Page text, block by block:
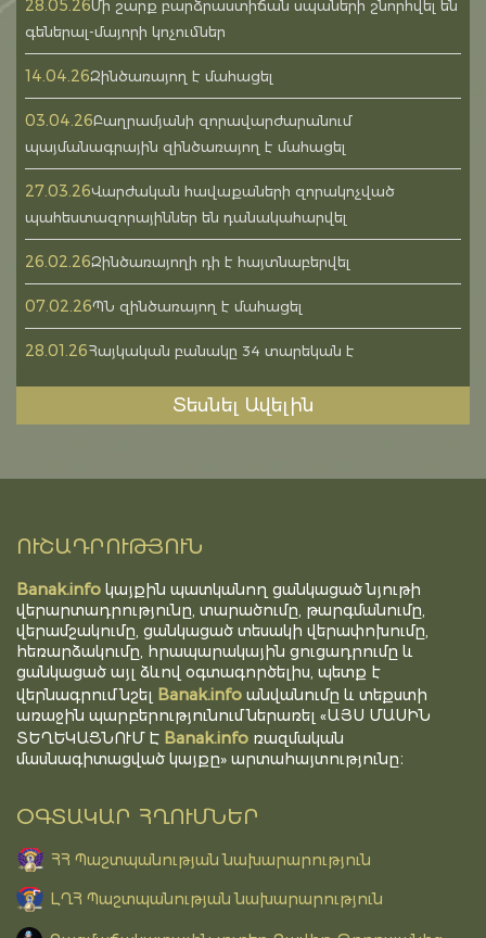
28.05.26Մի շարք բարձրաստիճան սպաների շնորհվել են
գեներալ-մայորի կոչումներ
14.04.26Զինծառայող է մահացել
03.04.26Բաղրամյանի զորավարժարանում
պայմանագրային զինծառայող է մահացել
27.03.26Վարժական հավաքաների զորակոչված
պահեստազորայիններ են դանակահարվել
26.02.26Զինծառայողի դի է հայտնաբերվել
07.02.26ՊՆ զինծառայող է մահացել
28.01.26Հայկական բանակը 34 տարեկան է
Տեսնել Ավելին
ՈՒՇԱԴՐՈՒԹՅՈՒՆ
Banak.info կայքին պատկանող ցանկացած նյութի
վերարտադրությունը, տարածումը, թարգմանումը,
վերամշակումը, ցանկացած տեսակի վերափոխումը,
հեռարձակումը, հրապարակային ցուցադրումը և
ցանկացած այլ ձևով օգտագործելիս, պետք է
վերնագրում նշել Banak.info անվանումը և տեքստի
առաջին պարբերությունում ներառել «ԱՅՍ ՄԱՍԻՆ
ՏԵՂԵԿԱՑՆՈՒՄ Է Banak.info ռազմական
մասնագիտացված կայքը» արտահայտությունը։
ՕԳՏԱԿԱՐ ՀՂՈՒՄՆԵՐ
ՀՀ Պաշտպանության նախարարություն
ԼՂՀ Պաշտպանության նախարարություն